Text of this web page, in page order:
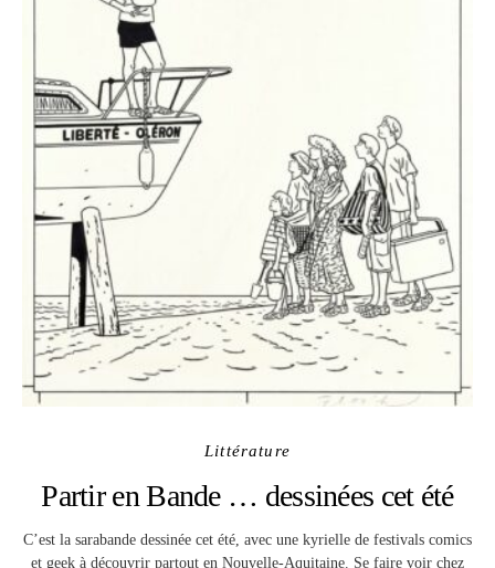
Littérature
Partir en Bande … dessinées cet été
C’est la sarabande dessinée cet été, avec une kyrielle de festivals comics
et geek à découvrir partout en Nouvelle-Aquitaine. Se faire voir chez